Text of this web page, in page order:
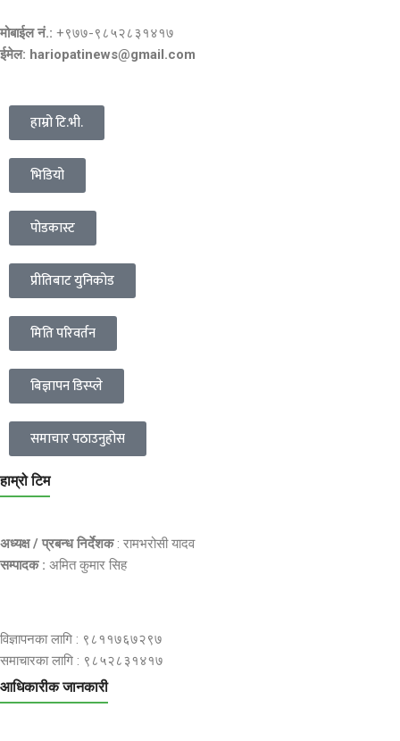
मोबाईल नं.: +९७७-९८५२८३१४१७
ईमेल: hariopatinews@gmail.com
हाम्रो टि.भी.
भिडियो
पोडकास्ट
प्रीतिबाट युनिकोड
मिति परिवर्तन
बिज्ञापन डिस्प्ले
समाचार पठाउनुहोस
हाम्रो टिम
अध्यक्ष / प्रबन्ध निर्देशक: रामभरोसी यादव
सम्पादक : अमित कुमार सिह
विज्ञापनका लागि : ९८११७६७२९७
समाचारका लागि : ९८५२८३१४१७
आधिकारीक जानकारी